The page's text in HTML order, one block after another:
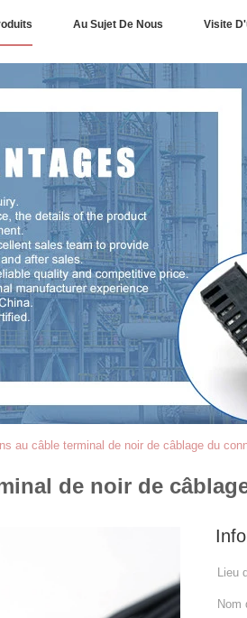
Au Sujet De Nous Visite
au câble terminal de noir de câblage du
de noir de
Lieu
Nom